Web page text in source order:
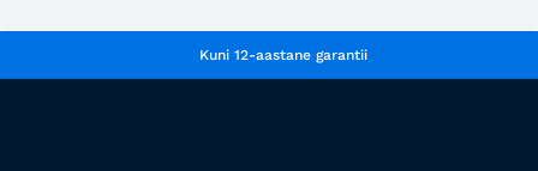
Kuni 12-aastane garantii